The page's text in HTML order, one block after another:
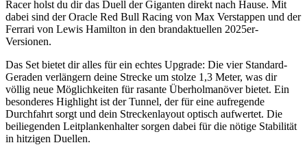
Racer holst du dir das Duell der Giganten direkt nach Hause. Mit
dabei sind der Oracle Red Bull Racing von Max Verstappen und der
Ferrari von Lewis Hamilton in den brandaktuellen 2025er-
Versionen.
Das Set bietet dir alles für ein echtes Upgrade: Die vier Standard-
Geraden verlängern deine Strecke um stolze 1,3 Meter, was dir
völlig neue Möglichkeiten für rasante Überholmanöver bietet. Ein
besonderes Highlight ist der Tunnel, der für eine aufregende
Durchfahrt sorgt und dein Streckenlayout optisch aufwertet. Die
beiliegenden Leitplankenhalter sorgen dabei für die nötige Stabilität
in hitzigen Duellen.